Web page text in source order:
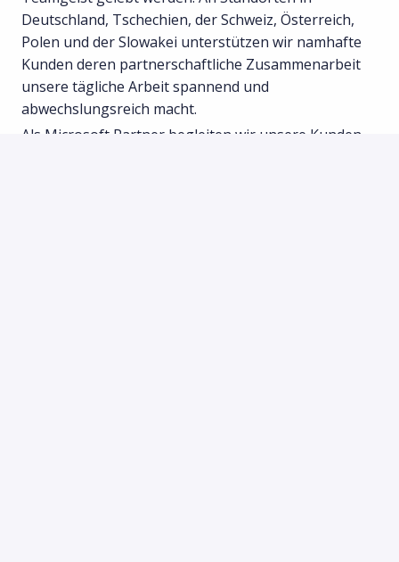
Deutschland, Tschechien, der Schweiz, Österreich,
Polen und der Slowakei unterstützen wir namhafte
Kunden deren partnerschaftliche Zusammenarbeit
unsere tägliche Arbeit spannend und
abwechslungsreich macht.
Als Microsoft Partner begleiten wir unsere Kunden